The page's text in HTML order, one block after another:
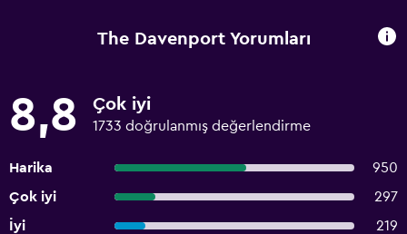
The Davenport Yorumları
8,8 Çok iyi
1733 doğrulanmış değerlendirme
Harika
950
Çok iyi
297
İyi
219